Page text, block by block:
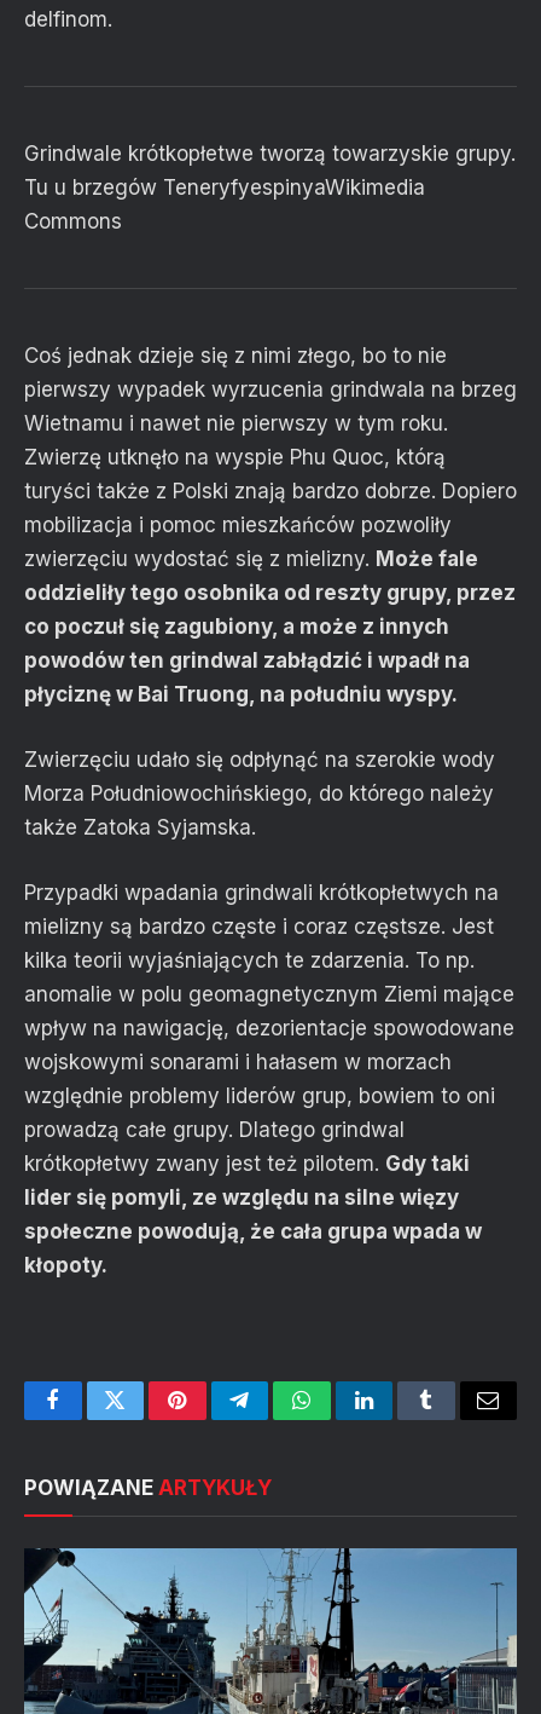
delfinom.
Grindwale krótkopłetwe tworzą towarzyskie grupy.
Tu u brzegów TeneryfyespinyaWikimedia
Commons
Coś jednak dzieje się z nimi złego, bo to nie
pierwszy wypadek wyrzucenia grindwala na brzeg
Wietnamu i nawet nie pierwszy w tym roku.
Zwierzę utknęło na wyspie Phu Quoc, którą
turyści także z Polski znają bardzo dobrze. Dopiero
mobilizacja i pomoc mieszkańców pozwoliły
zwierzęciu wydostać się z mielizny. Może fale
oddzieliły tego osobnika od reszty grupy, przez
co poczuł się zagubiony, a może z innych
powodów ten grindwal zabłądzić i wpadł na
płyciznę w Bai Truong, na południu wyspy.
Zwierzęciu udało się odpłynąć na szerokie wody
Morza Południowochińskiego, do którego należy
także Zatoka Syjamska.
Przypadki wpadania grindwali krótkopłetwych na
mielizny są bardzo częste i coraz częstsze. Jest
kilka teorii wyjaśniających te zdarzenia. To np.
anomalie w polu geomagnetycznym Ziemi mające
wpływ na nawigację, dezorientacje spowodowane
wojskowymi sonarami i hałasem w morzach
względnie problemy liderów grup, bowiem to oni
prowadzą całe grupy. Dlatego grindwal
krótkopłetwy zwany jest też pilotem. Gdy taki
lider się pomyli, ze względu na silne więzy
społeczne powodują, że cała grupa wpada w
kłopoty.
FacebookTwitterPinterestTelegramWhatsAppLinkedInTumblrEmail
POWIĄZANE ARTYKUŁY